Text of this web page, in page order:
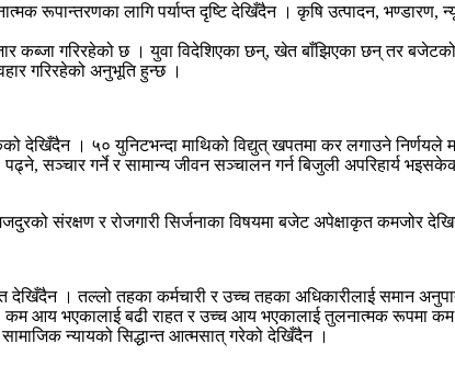
रूपान्तरणका लागि पर्याप्त दृष्टि देखिँदैन । कृषि उत्पादन, भण्डारण,
कब्जा गरिरहेको छ । युवा विदेशिएका छन्, खेत बाँझिएका छन् तर
गरिरहेको अनुभूति हुन्छ ।
देखिँदैन । ५० युनिटभन्दा माथिको विद्युत् खपतमा कर लगाउने
सञ्चार गर्ने र सामान्य जीवन सञ्चालन गर्न बिजुली अपरिहार्य
संरक्षण र रोजगारी सिर्जनाका विषयमा बजेट अपेक्षाकृत कमजोर
देखिँदैन । तल्लो तहका कर्मचारी र उच्च तहका अधिकारीलाई समान
आय भएकालाई बढी राहत र उच्च आय भएकालाई तुलनात्मक रूपमा कम
न्यायको सिद्धान्त आत्मसात् गरेको देखिँदैन ।